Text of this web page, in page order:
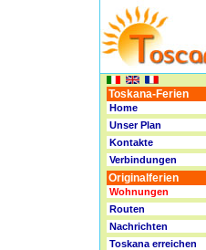
Toskana-Ferien
Home
Unser Plan
Kontakte
Verbindungen
Originalferien
Wohnungen
Routen
Nachrichten
Toskana erreichen